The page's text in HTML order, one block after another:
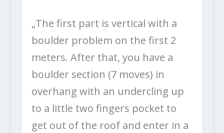
„The first part is vertical with a
boulder problem on the first 2
meters. After that, you have a
boulder section (7 moves) in
overhang with an undercling up
to a little two fingers pocket to
get out of the roof and enter in a